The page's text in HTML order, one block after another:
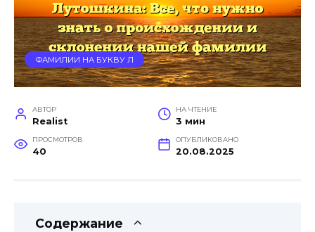
ФАМИЛИИ НА БУКВУ Л
АВТОР
Realist
НА ЧТЕНИЕ
3 мин
ПРОСМОТРОВ
40
ОПУБЛИКОВАНО
20.08.2025
Содержание